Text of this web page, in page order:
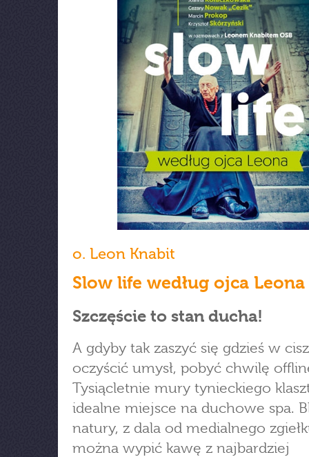
o. Leon Knabit
Slow life według ojca Leona
Szczęście to stan ducha!
A gdyby tak zaszyć się gdzieś w
oczyścić umysł, pobyć chwilę
Tysiącletnie mury tynieckiego
idealne miejsce na duchowe spa.
natury, z dala od medialnego
można wypić kawę z najbardziej